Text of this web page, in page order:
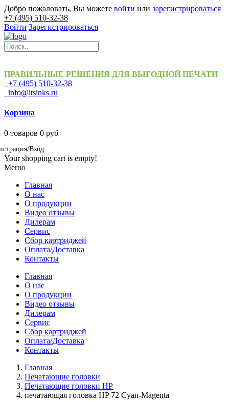
Добро пожаловать, Вы можете войти или зарегистрироваться
+7 (495) 510-32-38
Войти Зарегистрироваться
ПРАВИЛЬНЫЕ РЕШЕНИЯ ДЛЯ ВЫГОДНОЙ ПЕЧАТИ
+7 (495) 510-32-38
info@itsinks.ru
Корзина
0 товаров 0 руб
Вход
Your shopping cart is empty!
Меню
Главная
О нас
О продукции
Видео отзывы
Дилерам
Сервис
Сбор картриджей
Оплата/Доставка
Контакты
Главная
О нас
О продукции
Видео отзывы
Дилерам
Сервис
Сбор картриджей
Оплата/Доставка
Контакты
Главная
Печатающие головки
Печатающие головки HP
печатающая головка HP 72 Cyan-Magenta